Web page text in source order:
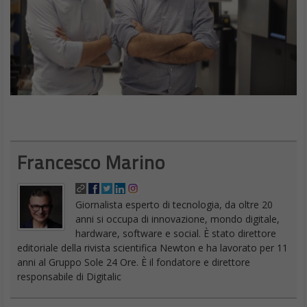
Francesco Marino
Giornalista esperto di tecnologia, da oltre 20
anni si occupa di innovazione, mondo digitale,
hardware, software e social. È stato direttore
editoriale della rivista scientifica Newton e ha lavorato per 11
anni al Gruppo Sole 24 Ore. È il fondatore e direttore
responsabile di Digitalic